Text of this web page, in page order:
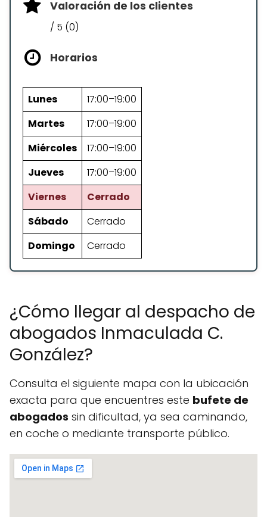
Valoración de los clientes
/ 5 (0)
Horarios
Lunes
17:00–19:00
Martes
17:00–19:00
Miércoles
17:00–19:00
Jueves
17:00–19:00
Viernes
Cerrado
Sábado
Cerrado
Domingo
Cerrado
¿Cómo llegar al despacho de
abogados Inmaculada C.
González?
Consulta el siguiente mapa con la ubicación
exacta para que encuentres este bufete de
abogados sin dificultad, ya sea caminando,
en coche o mediante transporte público.